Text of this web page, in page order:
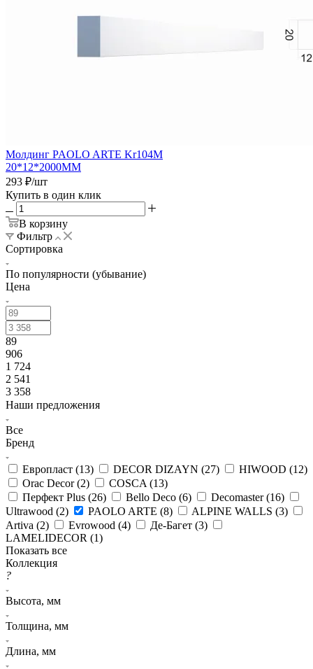
Молдинг PAOLO ARTE Kr104M
20*12*2000ММ
293 ₽/шт
Купить в один клик
В корзину
Фильтр
Сортировка
По популярности (убывание)
Цена
89
906
1 724
2 541
3 358
Наши предложения
Все
Бренд
Европласт (13) DECOR DIZAYN (27) HIWOOD (12)
Orac Decor (2) COSCA (13)
Перфект Plus (26) Bello Deco (6) Decomaster (16)
Ultrawood (2) PAOLO ARTE (8) ALPINE WALLS (3)
Artiva (2) Evrowood (4) Де-Багет (3)
LAMELIDECOR (1)
Показать все
Коллекция
?
Высота, мм
Толщина, мм
Длина, мм